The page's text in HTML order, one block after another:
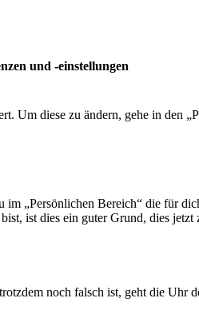
und -einstellungen
Um diese zu ändern, gehe in den
„Persönlichen Bereich“ die für
ist dies ein guter Grund, dies jetzt
noch falsch ist, geht die